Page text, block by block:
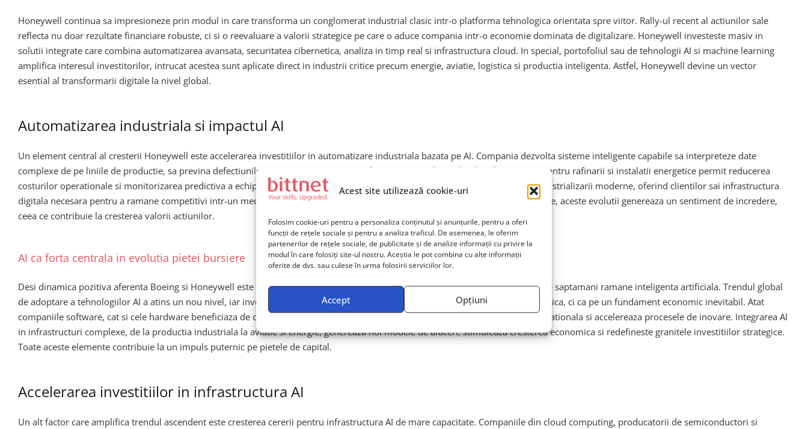
Acest site utilizează cookie-uri
Folosim cookie-uri pentru a personaliza conținutul și anunțurile, pentru a oferi
funcții de rețele sociale și pentru a analiza traficul. De asemenea, le oferim
partenerilor de rețele sociale, de publicitate și de analize informații cu privire la
modul în care folosiți site-ul nostru. Aceștia le pot combina cu alte informații
oferite de dvs. sau culese în urma folosirii serviciilor lor.
Accept Opțiuni
Honeywell continua sa impresioneze prin modul in care transforma un conglomerat industrial clasic intr-o platforma tehnologica orientata spre viitor. Rally-ul recent al actiunilor sale
reflecta nu doar rezultate financiare robuste, ci si o reevaluare a valorii strategice pe care o aduce compania intr-o economie dominata de digitalizare. Honeywell investeste masiv in
solutii integrate care combina automatizarea avansata, securitatea cibernetica, analiza in timp real si infrastructura cloud. In special, portofoliul sau de tehnologii AI si machine learning
amplifica interesul investitorilor, intrucat acestea sunt aplicate direct in industrii critice precum energie, aviatie, logistica si productia inteligenta. Astfel, Honeywell devine un vector
esential al transformarii digitale la nivel global.
Automatizarea industriala si impactul AI
Un element central al cresterii Honeywell este accelerarea investitiilor in automatizare industriala bazata pe AI. Compania dezvolta sisteme inteligente capabile sa interpreteze date
complexe de pe liniile de productie, sa previna defectiunile si sa optimizeze consumul energetic. In plus, solutiile sale avansate pentru rafinarii si instalatii energetice permit reducerea
costurilor operationale si monitorizarea predictiva a echipamentelor. Aceste capacitati transforma Honeywell intr-un pilon al industrializarii moderne, oferind clientilor sai infrastructura
digitala necesara pentru a ramane competitivi intr-un mediu economic aflat in continua schimbare. Din perspectiva pietei bursiere, aceste evolutii genereaza un sentiment de incredere,
ceea ce contribuie la cresterea valorii actiunilor.
AI ca forta centrala in evolutia pietei bursiere
Desi dinamica pozitiva aferenta Boeing si Honeywell este impresionanta, adevaratul catalizator al cresterilor bursiere din ultimele saptamani ramane inteligenta artificiala. Trendul global
de adoptare a tehnologiilor AI a atins un nou nivel, iar investitorii percep aceasta transformare nu doar ca pe o revolutie tehnologica, ci ca pe un fundament economic inevitabil. Atat
companiile software, cat si cele hardware beneficiaza de competitivitatea derivata din AI, intrucat aceasta amplifica eficienta operationala si accelereaza procesele de inovare. Integrarea AI
in infrastructuri complexe, de la productia industriala la aviatie si energie, genereaza noi modele de afaceri, stimuleaza cresterea economica si redefineste granitele investitiilor strategice.
Toate aceste elemente contribuie la un impuls puternic pe pietele de capital.
Accelerarea investitiilor in infrastructura AI
Un alt factor care amplifica trendul ascendent este cresterea cererii pentru infrastructura AI de mare capacitate. Companiile din cloud computing, producatorii de semiconductori si